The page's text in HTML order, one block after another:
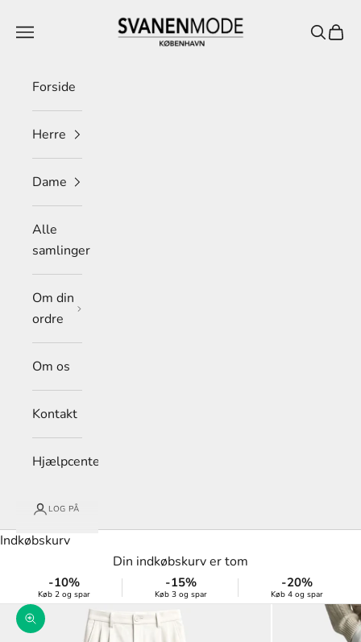
Svanen Mode
Menu Søg
Forside
Herre
Dame
Alle
samlinger
Om din
ordre
Om os
Kontakt
Hjælpcenter
LOG PÅ
Indkøbskurv
Din indkøbskurv er tom
-10%
Køb 2 og spar
-15%
Køb 3 og spar
-20%
Køb 4 og spar
Zoom